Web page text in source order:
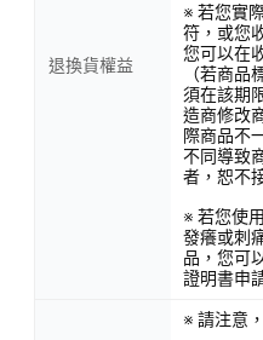
退換貨權益
※ 若您實
符，或您
您可以在
（若商品
須在該期
造商修改
際商品不
不同導致
者，恕不
※ 若您使
發癢或刺
品，您可
證明書申
※ 請注意